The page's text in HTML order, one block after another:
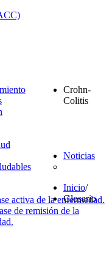
Crohn-
Colitis
activa de la enfermedad.
de remisión de la
Noticias
Inicio/
Glosario